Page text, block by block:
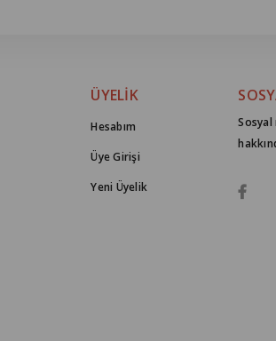
ÜYELİK
Hesabım
Üye Girişi
Yeni Üyelik
Sosyal